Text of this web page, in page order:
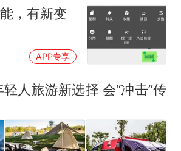
，有新变
APP专享
人旅游新选择 会“冲击”传